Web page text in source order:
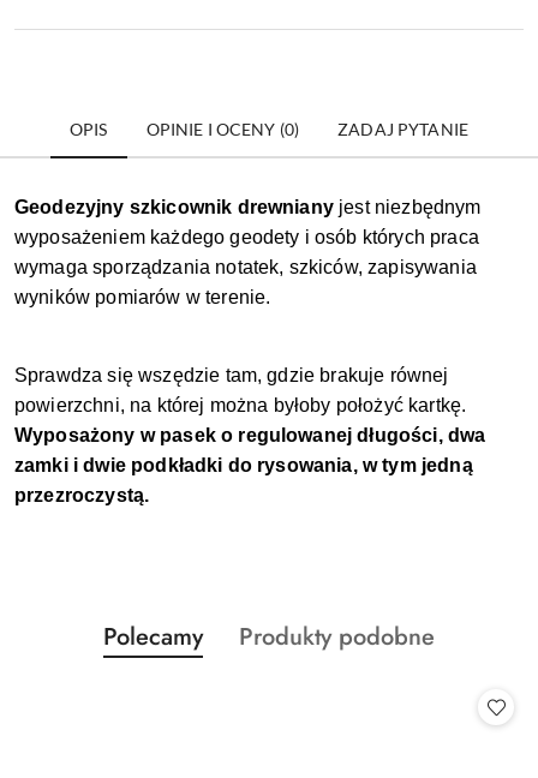
OPIS OPINIE I OCENY (0) ZADAJ PYTANIE
Geodezyjny szkicownik drewnianyjest niezbędnym
wyposażeniem każdego geodety i osób których praca
wymaga sporządzania notatek, szkiców, zapisywania
wyników pomiarów w terenie.
Sprawdza się wszędzie tam, gdzie brakuje równej
powierzchni, na której można byłoby położyć kartkę.
Wyposażony w pasek o regulowanej długości, dwa
zamki i dwie podkładki do rysowania, w tym jedną
przezroczystą.
Pomiń karuzelę produktów
Produkty
o
Polecamy
Produkty
Produkty podobne